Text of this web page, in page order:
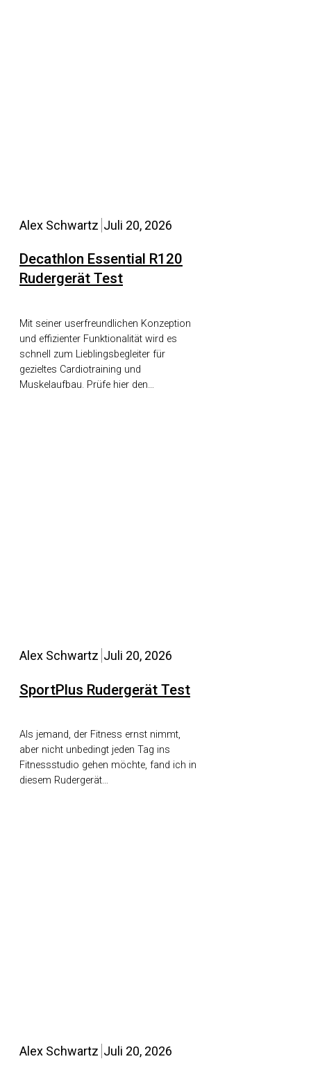
Decathlon Essential R120
Rudergerät Test
Alex Schwartz Juli 20, 2026
Mit seiner userfreundlichen Konzeption
und effizienter Funktionalität wird es
schnell zum Lieblingsbegleiter für
gezieltes Cardiotraining und
Muskelaufbau. Prüfe hier den…
SportPlus Rudergerät Test
Alex Schwartz Juli 20, 2026
Als jemand, der Fitness ernst nimmt,
aber nicht unbedingt jeden Tag ins
Fitnessstudio gehen möchte, fand ich in
diesem Rudergerät…
Alex Schwartz Juli 20, 2026